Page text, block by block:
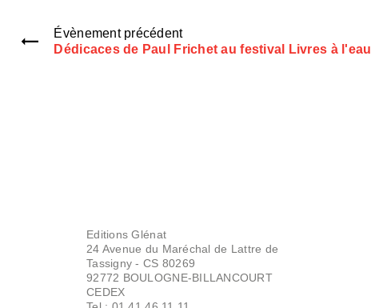
Évènement précédent
Dédicaces de Paul Frichet au festival Livres à l'eau
Editions Glénat
24 Avenue du Maréchal de Lattre de
Tassigny - CS 80269
92772 BOULOGNE-BILLANCOURT
CEDEX